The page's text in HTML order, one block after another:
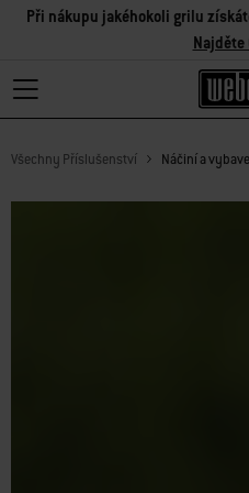
Při nákupu jakéhokoli grilu
Najděte
Všechny Příslušenství Náčiní a